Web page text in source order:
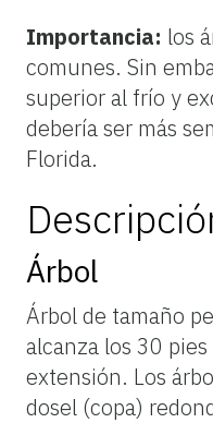
Importancia: los
comunes. Sin
superior al frío y
debería ser más
Florida.
Árbol
Árbol de tamaño
alcanza los 30
extensión. Los
dosel (copa)